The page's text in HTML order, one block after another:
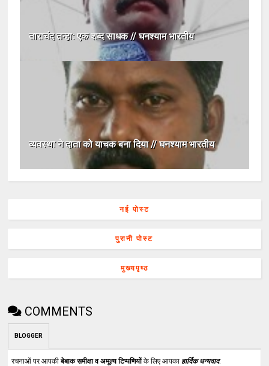
ताराचंद तन्हा: एक शब्द साधक // घनश्याम भारतीय
व्यवस्था ने दाता को याचक बना दिया // घनश्याम भारतीय
नई पोस्ट
पुरानी पोस्ट
मुख्यपृष्ठ
COMMENTS
BLOGGER
रचनाओं पर आपकीबेबाक समीक्षा व अमूल्य टिप्पणियोंके लिए आपका हार्दिक धन्यवाद.